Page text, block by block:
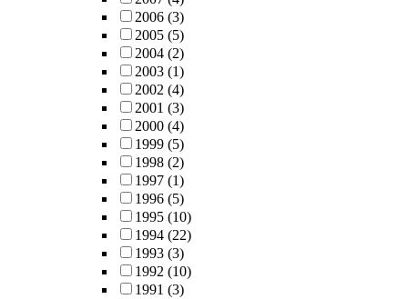
2006 (3)
2005 (5)
2004 (2)
2003 (1)
2002 (4)
2001 (3)
2000 (4)
1999 (5)
1998 (2)
1997 (1)
1996 (5)
1995 (10)
1994 (22)
1993 (3)
1992 (10)
1991 (3)